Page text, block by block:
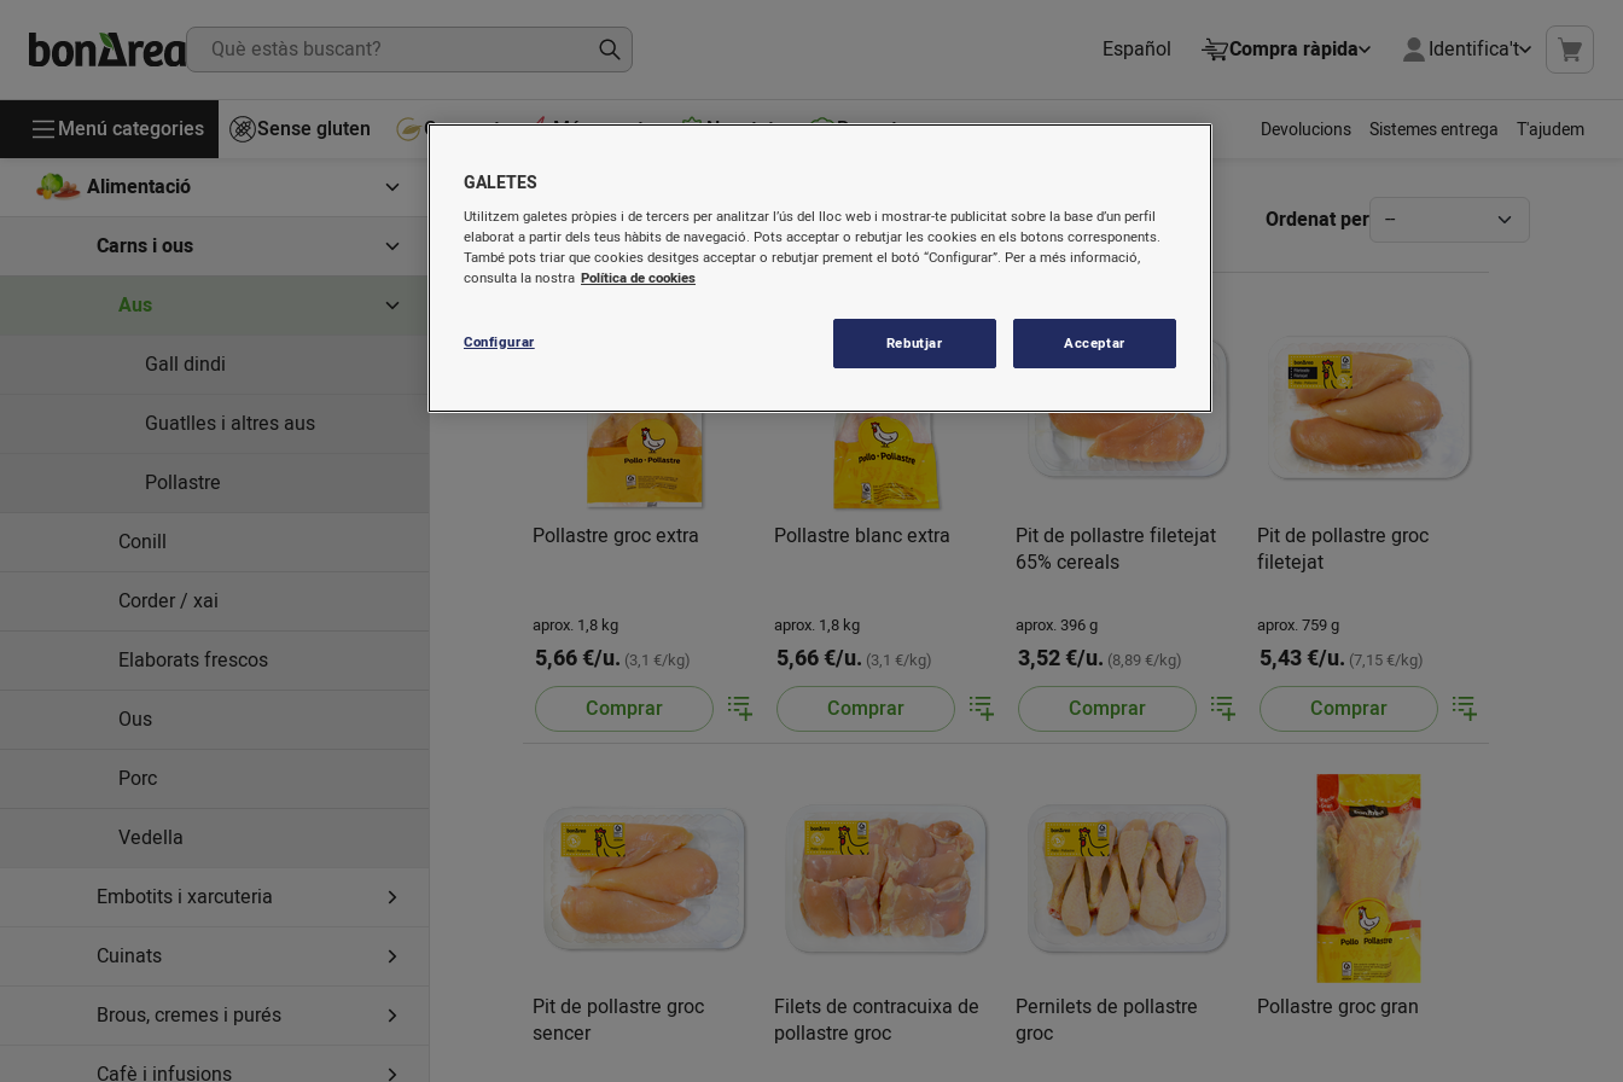
Español Compra ràpida Identifica't
Menú categories Sense gluten Gourmet Més venuts Novetats Receptes Devolucions Sistemes entrega T'ajudem
Alimentació
Carns i ous
Aus
Gall dindi
Guatlles i altres aus
Pollastre
Conill
Corder / xai
Elaborats frescos
Ous
Porc
Vedella
Embotits i xarcuteria
Cuinats
Brous, cremes i purés
Cafè i infusions
Aus Ordenat per
Pollastre groc extra
aprox. 1,8 kg
5,66 €/u. (3,1 €/kg)
Comprar
Baixada
Pollastre blanc extra
aprox. 1,8 kg
5,66 €/u. (3,1 €/kg)
Comprar
Pit de pollastre filetejat
65% cereals
aprox. 396 g
3,52 €/u. (8,89 €/kg)
Comprar
Pit de pollastre groc
filetejat
aprox. 759 g
5,43 €/u. (7,15 €/kg)
Comprar
Pit de pollastre groc
sencer
Filets de contracuixa de
pollastre groc
Pernilets de pollastre
groc
Pollastre groc gran
GALETES
Utilitzem galetes pròpies i de tercers per analitzar l’ús del lloc web i mostrar-te publicitat sobre la base d’un perfil
elaborat a partir dels teus hàbits de navegació. Pots acceptar o rebutjar les cookies en els botons corresponents.
També pots triar que cookies desitges acceptar o rebutjar prement el botó “Configurar”. Per a més informació,
consulta la nostra Política de cookies
Configurar Rebutjar Acceptar